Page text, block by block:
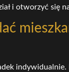
i otworzyć się